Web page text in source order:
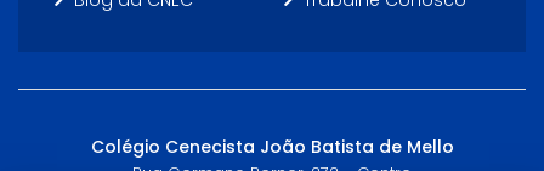
Colégio Cenecista João Batista de Mello